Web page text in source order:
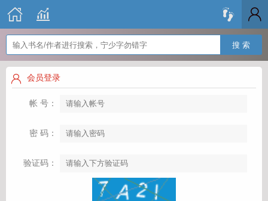
搜 索
会员登录
帐 号：
密 码：
验证码：